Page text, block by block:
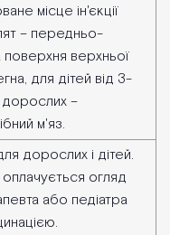
місце ін'єкції
– передньо-
поверхня верхньої
для дітей від 3-
дорослих –
м'яз.
дорослих і дітей.
огляд
або педіатра